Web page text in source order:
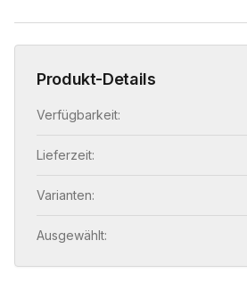
Produkt-Details
Verfügbarkeit:
Lieferzeit:
Varianten:
Ausgewählt: